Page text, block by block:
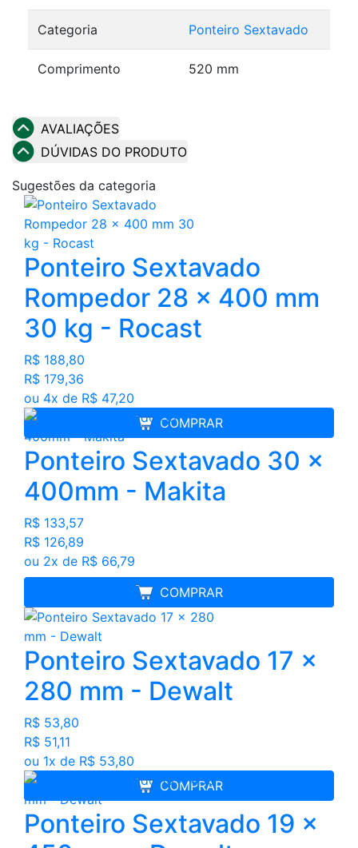
Categoria Ponteiro Sextavado
Comprimento 520 mm
AVALIAÇÕES
DÚVIDAS DO PRODUTO
Sugestões da categoria
Ponteiro Sextavado
Rompedor 28 x 400 mm
30 kg - Rocast
R$ 188,80
R$ 179,36
ou 4x de R$ 47,20
COMPRAR
Ponteiro Sextavado 30 x
400mm - Makita
R$ 133,57
R$ 126,89
ou 2x de R$ 66,79
COMPRAR
MELHOR PREÇO
Ponteiro Sextavado 17 x
280 mm - Dewalt
R$ 53,80
R$ 51,11
ou 1x de R$ 53,80
COMPRAR
Ponteiro Sextavado 19 x